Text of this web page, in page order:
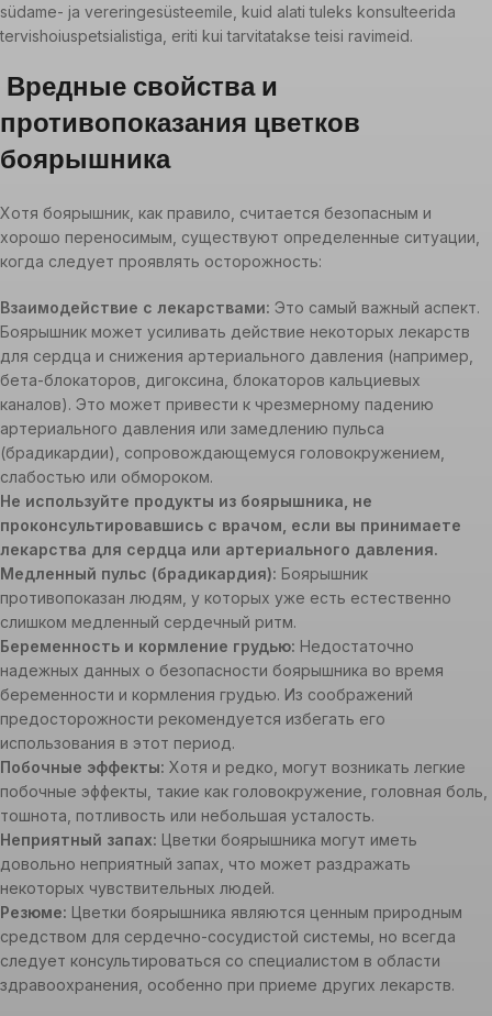
südame- ja vereringesüsteemile, kuid alati tuleks konsulteerida
tervishoiuspetsialistiga, eriti kui tarvitatakse teisi ravimeid.
Вредные свойства и
противопоказания цветков
боярышника
Хотя боярышник, как правило, считается безопасным и
хорошо переносимым, существуют определенные ситуации,
когда следует проявлять осторожность:
Взаимодействие с лекарствами: Это самый важный аспект.
Боярышник может усиливать действие некоторых лекарств
для сердца и снижения артериального давления (например,
бета-блокаторов, дигоксина, блокаторов кальциевых
каналов). Это может привести к чрезмерному падению
артериального давления или замедлению пульса
(брадикардии), сопровождающемуся головокружением,
слабостью или обмороком.
Не используйте продукты из боярышника, не
проконсультировавшись с врачом, если вы принимаете
лекарства для сердца или артериального давления.
Медленный пульс (брадикардия): Боярышник
противопоказан людям, у которых уже есть естественно
слишком медленный сердечный ритм.
Беременность и кормление грудью: Недостаточно
надежных данных о безопасности боярышника во время
беременности и кормления грудью. Из соображений
предосторожности рекомендуется избегать его
использования в этот период.
Побочные эффекты: Хотя и редко, могут возникать легкие
побочные эффекты, такие как головокружение, головная боль,
тошнота, потливость или небольшая усталость.
Неприятный запах: Цветки боярышника могут иметь
довольно неприятный запах, что может раздражать
некоторых чувствительных людей.
Резюме: Цветки боярышника являются ценным природным
средством для сердечно-сосудистой системы, но всегда
следует консультироваться со специалистом в области
здравоохранения, особенно при приеме других лекарств.